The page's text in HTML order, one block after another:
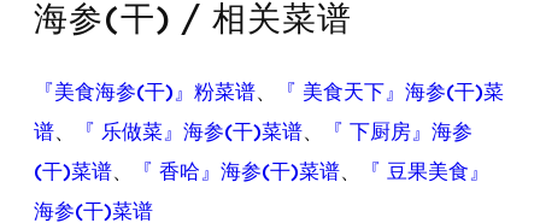
海参(干) / 相关菜谱
『美食海参(干)』粉菜谱、
『 美食天下』海参(干)菜
谱、 『 乐做菜』海参(干)菜谱、
『 下厨房』海参
(干)菜谱、 『 香哈』海参(干)菜谱、
『 豆果美食』
海参(干)菜谱